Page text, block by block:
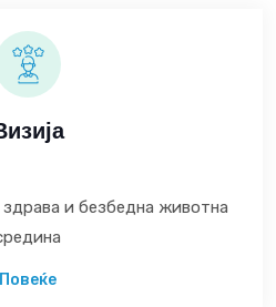
и безбедна животна
Повеќе